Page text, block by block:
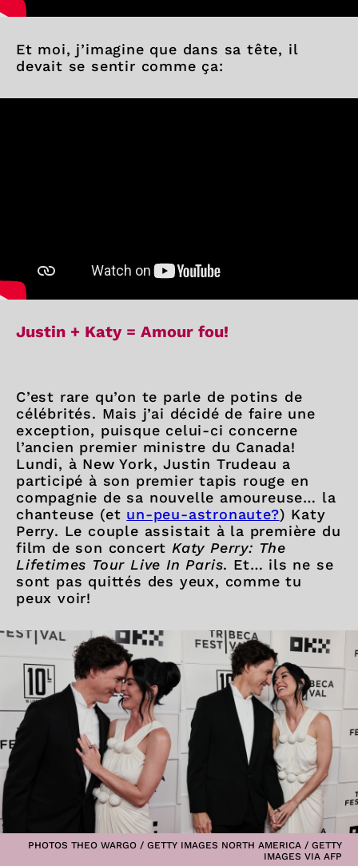
Et moi, j’imagine que dans sa tête, il
devait se sentir comme ça:
Justin + Katy = Amour fou!
C’est rare qu’on te parle de potins de
célébrités. Mais j’ai décidé de faire une
exception, puisque celui-ci concerne
l’ancien premier ministre du Canada!
Lundi, à New York, Justin Trudeau a
participé à son premier tapis rouge en
compagnie de sa nouvelle amoureuse… la
chanteuse (et un-peu-astronaute?) Katy
Perry. Le couple assistait à la première du
film de son concert Katy Perry: The
Lifetimes Tour Live In Paris. Et… ils ne se
sont pas quittés des yeux, comme tu
peux voir!
PHOTOS THEO WARGO / GETTY IMAGES NORTH AMERICA / GETTY
IMAGES VIA AFP